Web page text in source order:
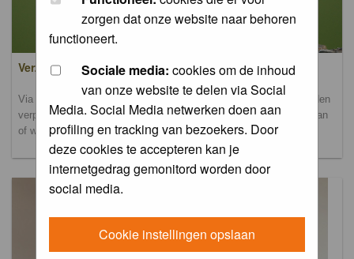
zorgen dat onze website naar behoren
functioneert.
Sociale media: cookies om de inhoud
van onze website te delen via Social
Media. Social Media netwerken doen aan
profiling en tracking van bezoekers. Door
deze cookies te accepteren kan je
internetgedrag gemonitord worden door
social media.
Cookie instellingen opslaan
Verzamel- en uploadalbum
Via dit album kun je foto's uploaden. Onderscheidende foto's worden
verplaatst naar de database-albums. Andere foto's blijven hier staan
of worden verplaatst naar het verbeteralbum.